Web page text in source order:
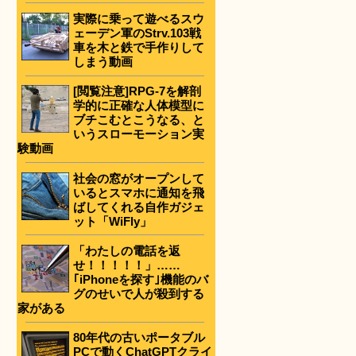
実際に乗って遊べるスウ
ェーデン軍のStrv.103戦
車を木と鉄で手作りして
しまう動画
[閲覧注意]RPG-7を解剖
学的に正確な人体模型に
ブチこむとこうなる、と
いうスローモーション実
験動画
社会の窓がオープンして
いるとスマホに通知を飛
ばしてくれる自作ガジェ
ット「WiFly」
「わたしの電話を返
せ！！！！！」……
｢iPhoneを探す｣機能のバ
グのせいで人が殺到する
家がある
80年代の古いポータブル
PCで動くChatGPTクライ